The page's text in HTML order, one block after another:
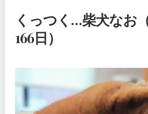
くっつく…柴犬なお
166日）